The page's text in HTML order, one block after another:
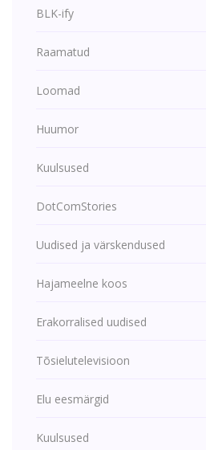
BLK-ify
Raamatud
Loomad
Huumor
Kuulsused
DotComStories
Uudised ja värskendused
Hajameelne koos
Erakorralised uudised
Tõsielutelevisioon
Elu eesmärgid
Kuulsused